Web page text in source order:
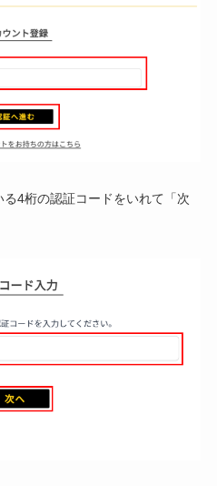
4桁の認証コードをいれて「次